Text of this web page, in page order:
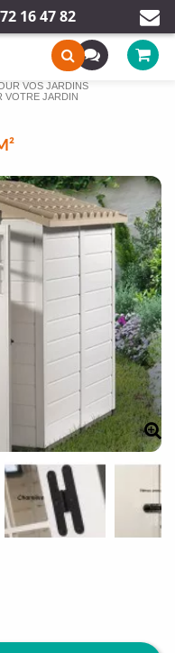
16 47 82
VOS JARDINS
VOTRE JARDIN